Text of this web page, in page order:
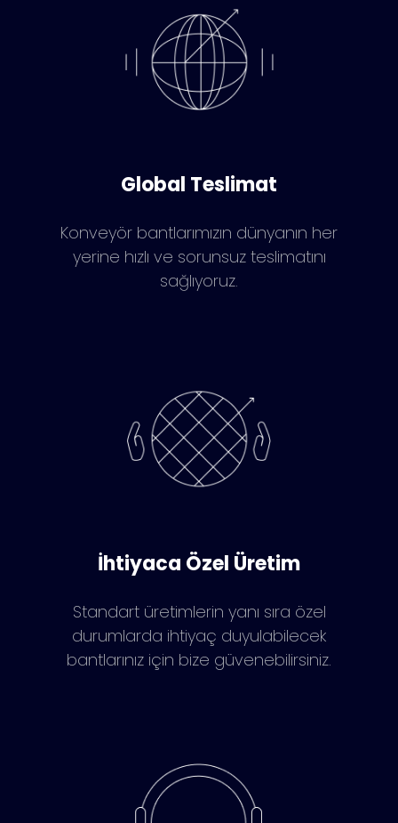
Global Teslimat
Konveyör bantlarımızın dünyanın her
yerine hızlı ve sorunsuz teslimatını
sağlıyoruz.
İhtiyaca Özel Üretim
Standart üretimlerin yanı sıra özel
durumlarda ihtiyaç duyulabilecek
bantlarınız için bize güvenebilirsiniz.